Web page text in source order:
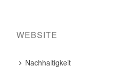
WEBSITE
Nachhaltigkeit